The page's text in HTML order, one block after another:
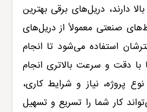
دارند، دریل‌های برقی بهترین
صنعتی معمولاً از دریل‌های
استفاده می‌شود تا انجام
با دقت و سرعت بالاتری انجام
پروژه، نیاز و شرایط کاری،
کار شما را تسریع و تسهیل